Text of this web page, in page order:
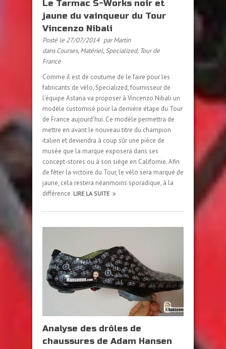
Le Tarmac S-Works noir et
jaune du vainqueur du Tour
Vincenzo Nibali
Posté le 27/07/2014 par Martin
dansCourses,Matériel,Specialized, Tour de
France
Comme il est de coutume de le faire pour les
fabricants de vélo, Specialized, fournisseur de
l’équipe Astana va proposer à Vincenzo Nibali un
modèle customisé pour la dernière étape du Tour
de France aujourd’hui. Ce modèle permettra de
mettre en avant le nouveau titre du champion
italien et deviendra à coup sûr une pièce de
musée que la marque exposera dans ses
concept-stores ou à son siège en Californie. Afin
de fêter la victoire du Tour, le vélo sera marqué de
jaune, cela restera néanmoins sporadique, à la
différence LIRE LA SUITE
Analyse des drôles de
chaussures de Adam Hansen